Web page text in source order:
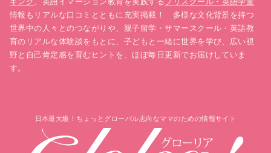
情報もリアルな口コミとともに充実掲載！ 多様な文化背景を持つ
世界中の人々とのつながりや、親子留学・サマースクール・英語教
育のリアルな体験談をもとに、子どもと一緒に世界を学び、広い視
野と自己肯定感を育むヒントを、ほぼ毎日更新でお届けしていま
す。
日本最大級！ちょっとグローバル志向なママのための情報サイト